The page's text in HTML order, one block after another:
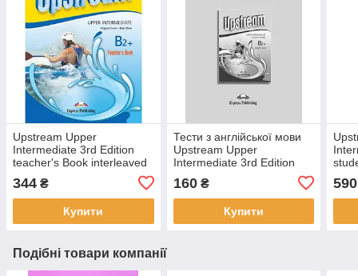
Upstream Upper
Intermediate 3rd Edition
teacher's Book interleaved
344 ₴
Купити
Тести з англійської мови
Upstream Upper
Intermediate 3rd Edition
160₴
Купити
590
Подібні товари компанії